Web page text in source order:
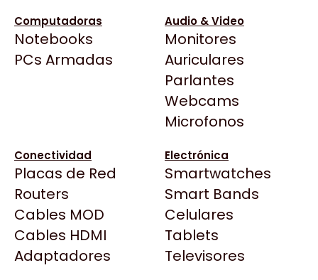
Computadoras
Notebooks
PCs Armadas
Audio & Video
Monitores
Auriculares
Parlantes
Webcams
Microfonos
Conectividad
Placas de Red
Routers
Cables MOD
Cables HDMI
Adaptadores
Electrónica
Smartwatches
Smart Bands
Celulares
Tablets
Televisores
BenQ
CX
Cooler Master
Deepcool
Dell
EVGA
Gamemax
Genesis
Genius
Todas las Tiendas
Click Gaming
Compufan Store
Dinobyte
Full H4rd
Gaming City
Gezatek
$210.580
Ver producto en la página de Gaming Point